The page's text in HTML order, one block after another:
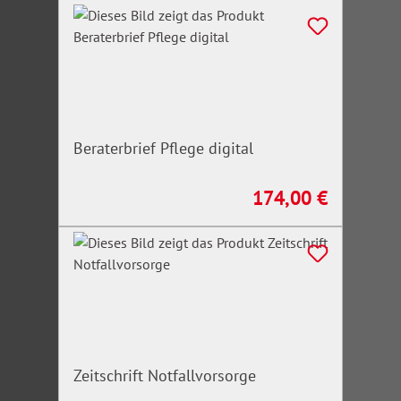
Beraterbrief Pflege digital
Regulärer Preis:
174,00 €
Zeitschrift Notfallvorsorge